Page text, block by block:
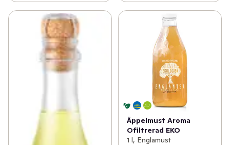
Äppelmust Aroma
Ofiltrerad EKO
1 l, Englamust